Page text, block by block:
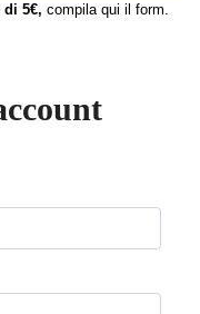
5€, compila qui il form.